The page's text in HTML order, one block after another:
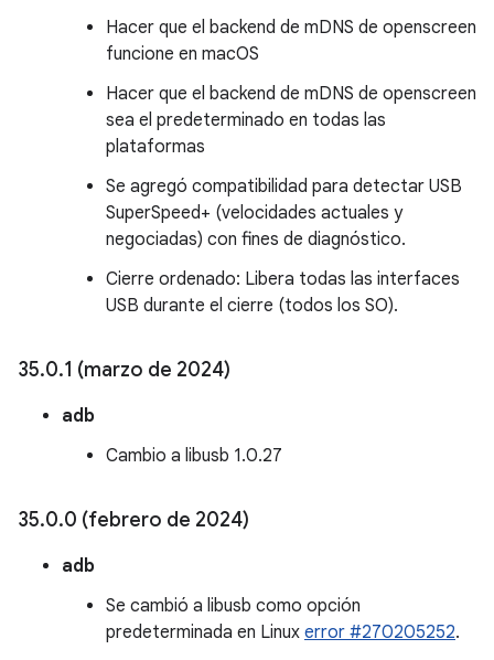
Hacer que el backend de mDNS de openscreen
funcione en macOS
Hacer que el backend de mDNS de openscreen
sea el predeterminado en todas las
plataformas
Se agregó compatibilidad para detectar USB
SuperSpeed+ (velocidades actuales y
negociadas) con fines de diagnóstico.
Cierre ordenado: Libera todas las interfaces
USB durante el cierre (todos los SO).
35.0.1 (marzo de 2024)
adb
Cambio a libusb 1.0.27
35.0.0 (febrero de 2024)
adb
Se cambió a libusb como opción
predeterminada en Linux error #270205252.